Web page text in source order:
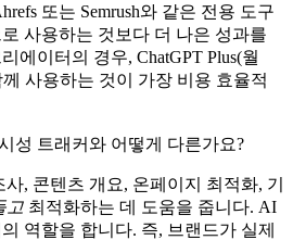
또는 Semrush와 같은 전용 도구
사용하는 것보다 더 나은 성과를
에이터의 경우, ChatGPT Plus(월
께 사용하는 것이 가장 비용 효율적
성 트래커와 어떻게 다른가요?
, 콘텐츠 개요, 온페이지 최적화, 기
고 최적화하는 데 도움을 줍니다. AI
역할을 합니다. 즉, 브랜드가 실제